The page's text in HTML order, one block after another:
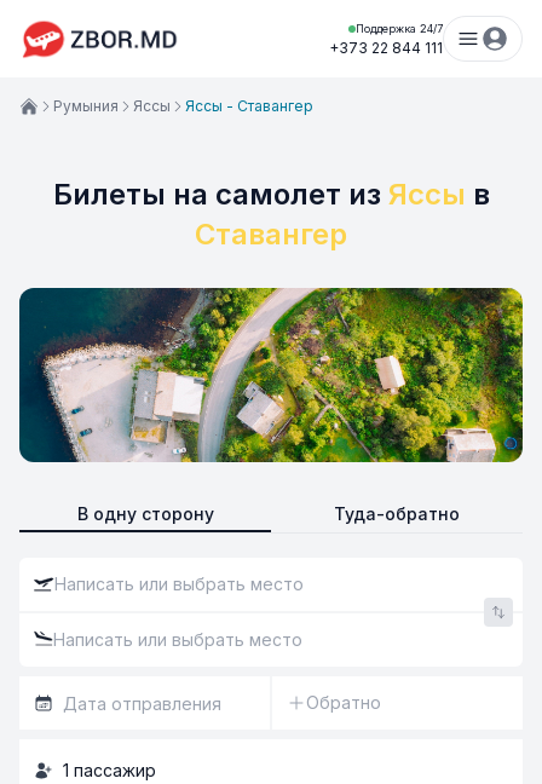
Поддержка 24/7
+373 22 844 111
Билеты на самолет из Яссы в
Ставангер
В одну сторону Туда-обратно
Обратно
1 пассажир
Румыния Яссы Яссы - Ставангер